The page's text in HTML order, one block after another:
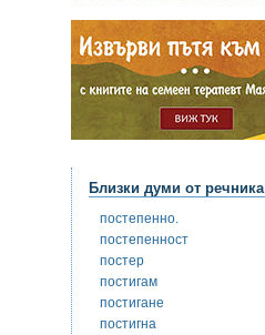
Близки думи от речника
постепенно.
постепенност
постер
постигам
постигане
постигна